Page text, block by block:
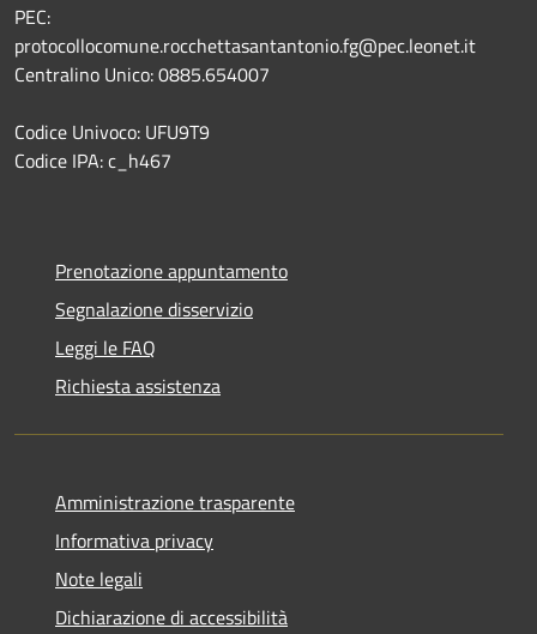
PEC:
protocollocomune.rocchettasantantonio.fg@pec.leonet.it
Centralino Unico: 0885.654007
Codice Univoco: UFU9T9
Codice IPA: c_h467
Prenotazione appuntamento
Segnalazione disservizio
Leggi le FAQ
Richiesta assistenza
Amministrazione trasparente
Informativa privacy
Note legali
Dichiarazione di accessibilità